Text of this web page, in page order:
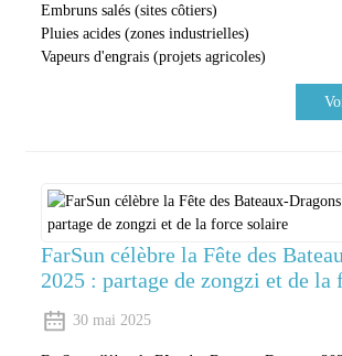
Embruns salés (sites côtiers)
Pluies acides (zones industrielles)
Vapeurs d'engrais (projets agricoles)
FarSun célèbre la Fête des
2025 : partage de zongzi et de la
30 mai 2025